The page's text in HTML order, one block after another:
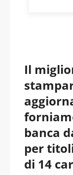
Il
banca
per
di 14